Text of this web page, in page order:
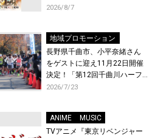
ム〜アンサンブルコンテス
映が決定！
2026/8/7
地域プロモーション
長野県千曲市、小平奈緒さん
をゲストに迎え11月22日開催
決定！「第12回千曲川ハーフ
マラソン」エントリー受付開
2026/7/23
ANIME
MUSIC
TVアニメ『東京リベンジャー